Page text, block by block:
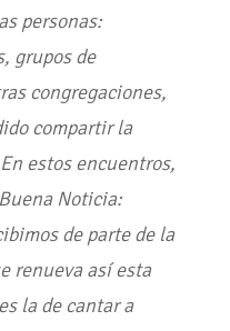
personas:
grupos de
congregaciones,
compartir la
estos encuentros,
Noticia:
de parte de la
renueva así esta
la de cantar a